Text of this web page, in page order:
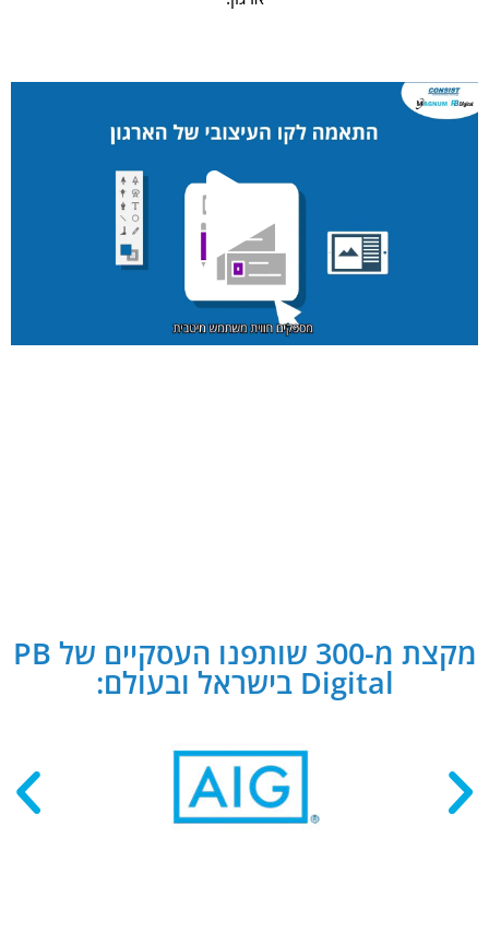
מקצת מ-300 שותפנו העסקיים של PB
Digital בישראל ובעולם: